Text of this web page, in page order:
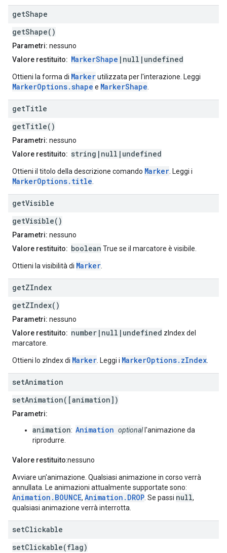
getShape
getShape()
Parametri: nessuno
Valore restituito: MarkerShape |null|undefined
Ottieni la forma di Markerutilizzata per l'interazione. Leggi
MarkerOptions.shape e MarkerShape.
getTitle
getTitle()
Parametri: nessuno
Valore restituito: string|null|undefined
Ottieni il titolo della descrizione comando Marker. Leggi i
MarkerOptions.title.
getVisible
getVisible()
Parametri: nessuno
Valore restituito: boolean True se il marcatore è visibile.
Ottieni la visibilità di Marker.
getZIndex
getZIndex()
Parametri: nessuno
Valore restituito: number|null|undefined zIndex del
marcatore.
Ottieni lo zIndex di Marker. Leggi i MarkerOptions.zIndex.
setAnimation
setAnimation([animation])
Parametri:
animation: Animation optionall'animazione da
riprodurre.
Valore restituito:nessuno
Avviare un'animazione. Qualsiasi animazione in corso verrà
annullata. Le animazioni attualmente supportate sono:
Animation.BOUNCE, Animation.DROP. Se passi null,
qualsiasi animazione verrà interrotta.
setClickable
setClickable(flag)